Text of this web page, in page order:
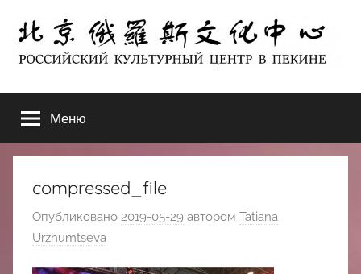
содержимому
北
京
罗
斯
ЦЕНТР
В
ПЕКИНЕ
Меню
compressed_file
Опубликовано 2019-05-29 автором Tatiana
Urzhumtseva